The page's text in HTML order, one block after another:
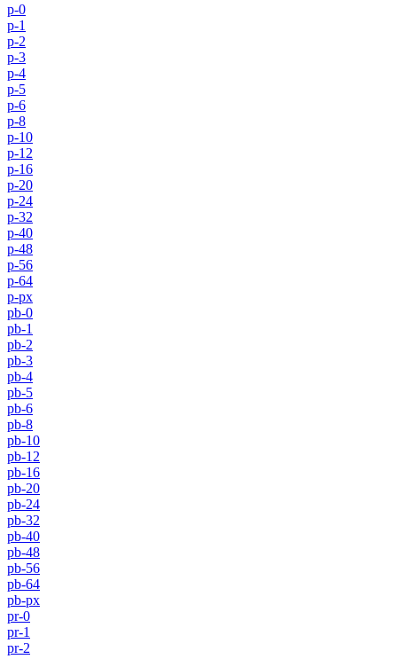
p-0
p-1
p-2
p-3
p-4
p-5
p-6
p-8
p-10
p-12
p-16
p-20
p-24
p-32
p-40
p-48
p-56
p-64
p-px
pb-0
pb-1
pb-2
pb-3
pb-4
pb-5
pb-6
pb-8
pb-10
pb-12
pb-16
pb-20
pb-24
pb-32
pb-40
pb-48
pb-56
pb-64
pb-px
pr-0
pr-1
pr-2